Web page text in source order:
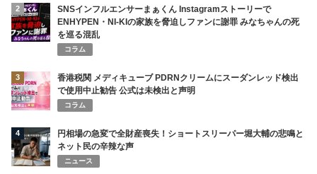
2
SNSインフルエンサーまぁくん Instagramストーリーで
ENHYPEN・NI-KIの家族を脅迫しファンに謝罪 みなちゃんの死
を巡る混乱
コラム
3
香港税関 メディキューブ PDRNクリームにスーダンレッド検出
で使用中止勧告 公式は未検出と声明
コラム
4
円相場の急変で全財産喪失！ショートスリーパー堀大輔の悲鳴と
ネット民の辛辣な声
ニュース